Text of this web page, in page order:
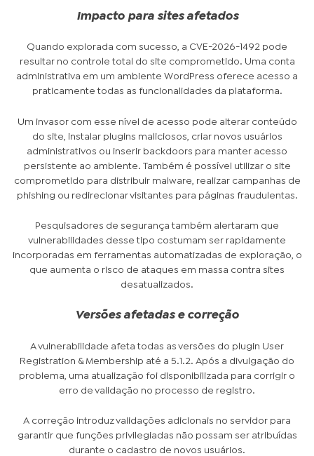
Impacto para sites afetados
Quando explorada com sucesso, a CVE-2026-1492 pode
resultar no controle total do site comprometido. Uma conta
administrativa em um ambiente WordPress oferece acesso a
praticamente todas as funcionalidades da plataforma.
Um invasor com esse nível de acesso pode alterar conteúdo
do site, instalar plugins maliciosos, criar novos usuários
administrativos ou inserir backdoors para manter acesso
persistente ao ambiente. Também é possível utilizar o site
comprometido para distribuir malware, realizar campanhas de
phishing ou redirecionar visitantes para páginas fraudulentas.
Pesquisadores de segurança também alertaram que
vulnerabilidades desse tipo costumam ser rapidamente
incorporadas em ferramentas automatizadas de exploração, o
que aumenta o risco de ataques em massa contra sites
desatualizados.
Versões afetadas e correção
A vulnerabilidade afeta todas as versões do plugin User
Registration & Membership até a 5.1.2. Após a divulgação do
problema, uma atualização foi disponibilizada para corrigir o
erro de validação no processo de registro.
A correção introduz validações adicionais no servidor para
garantir que funções privilegiadas não possam ser atribuídas
durante o cadastro de novos usuários.